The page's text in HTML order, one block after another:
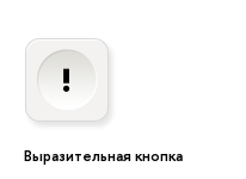
ыразительная кнопка